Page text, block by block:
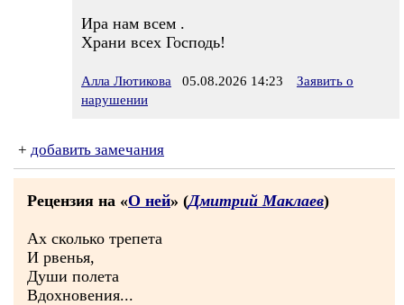
Ира нам всем .
Храни всех Господь!
Алла Лютикова 05.08.2026 14:23
Заявить о
нарушении
+ добавить замечания
Рецензия на «О ней» (Дмитрий Маклаев)
Ах сколько трепета
И рвенья,
Души полета
Вдохновения...